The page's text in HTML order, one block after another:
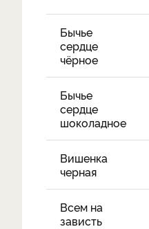
​Бычье
сердце
чёрное
Бычье
сердце
шоколадное
Вишенка
черная
Всем на
зависть